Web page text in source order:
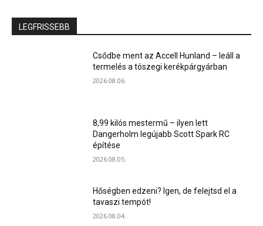
LEGFRISSEBB
Csődbe ment az Accell Hunland – leáll a
termelés a tószegi kerékpárgyárban
2026.08.06.
8,99 kilós mestermű – ilyen lett
Dangerholm legújabb Scott Spark RC
építése
2026.08.05.
Hőségben edzeni? Igen, de felejtsd el a
tavaszi tempót!
2026.08.04.